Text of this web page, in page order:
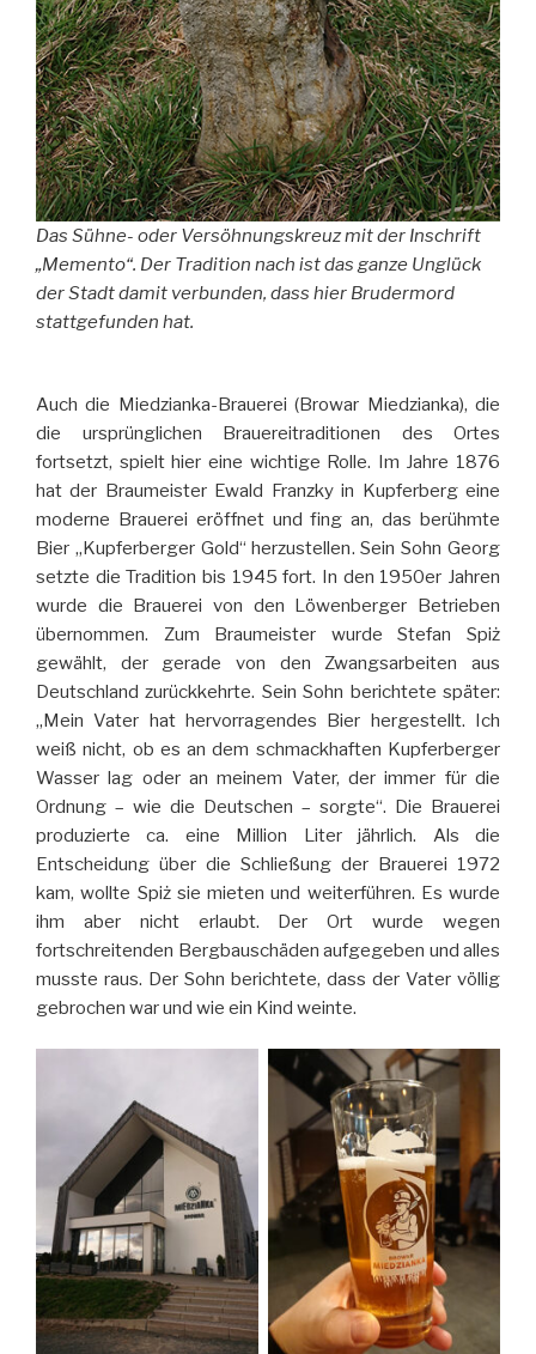
Das Sühne- oder Versöhnungskreuz mit der Inschrift
„Memento“. Der Tradition nach ist das ganze Unglück
der Stadt damit verbunden, dass hier Brudermord
stattgefunden hat.
Auch die Miedzianka-Brauerei (Browar Miedzianka), die
die ursprünglichen Brauereitraditionen des Ortes
fortsetzt, spielt hier eine wichtige Rolle. Im Jahre 1876
hat der Braumeister Ewald Franzky in Kupferberg eine
moderne Brauerei eröffnet und fing an, das berühmte
Bier „Kupferberger Gold“ herzustellen. Sein Sohn Georg
setzte die Tradition bis 1945 fort. In den 1950er Jahren
wurde die Brauerei von den Löwenberger Betrieben
übernommen. Zum Braumeister wurde Stefan Spiż
gewählt, der gerade von den Zwangsarbeiten aus
Deutschland zurückkehrte. Sein Sohn berichtete später:
„Mein Vater hat hervorragendes Bier hergestellt. Ich
weiß nicht, ob es an dem schmackhaften Kupferberger
Wasser lag oder an meinem Vater, der immer für die
Ordnung – wie die Deutschen – sorgte“. Die Brauerei
produzierte ca. eine Million Liter jährlich. Als die
Entscheidung über die Schließung der Brauerei 1972
kam, wollte Spiż sie mieten und weiterführen. Es wurde
ihm aber nicht erlaubt. Der Ort wurde wegen
fortschreitenden Bergbauschäden aufgegeben und alles
musste raus. Der Sohn berichtete, dass der Vater völlig
gebrochen war und wie ein Kind weinte.